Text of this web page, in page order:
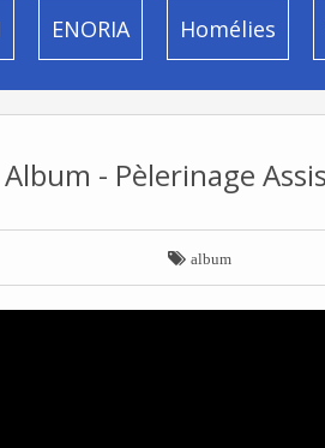
ENORIA Homélies
Album - Pèlerinage
 album